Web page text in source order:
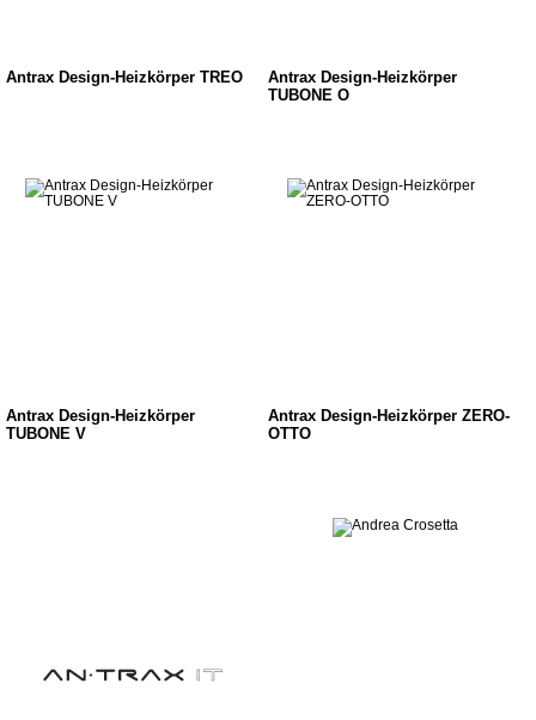
Antrax Design-Heizkörper TREO
Antrax Design-Heizkörper
TUBONE O
Antrax Design-Heizkörper
TUBONE V
Antrax Design-Heizkörper ZERO-
OTTO